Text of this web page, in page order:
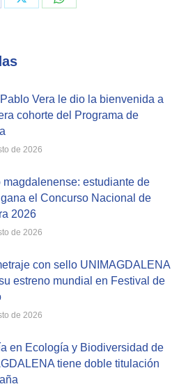
Share
Share
Vera le dio la bienvenida a
cohorte del Programa de
de 2026
magdalenense: estudiante de
el Concurso Nacional de
2026
de 2026
con sello UNIMAGDALENA
estreno mundial en Festival de
de 2026
en Ecología y Biodiversidad de
tiene doble titulación